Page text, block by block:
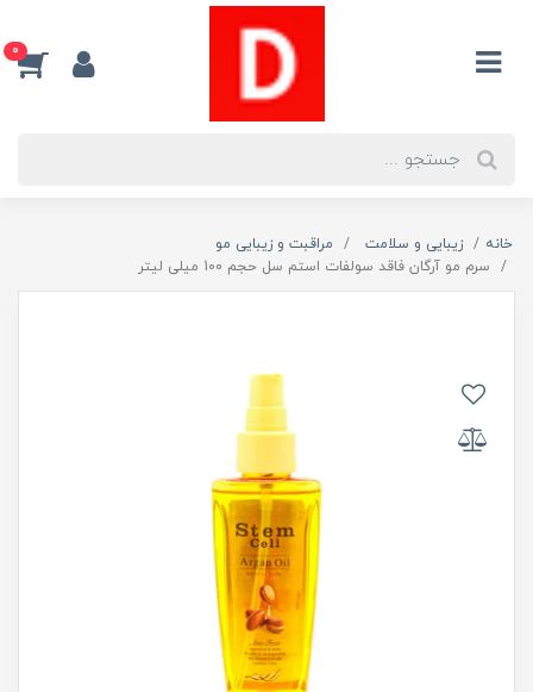
0
خانه زیبایی و سلامت
مراقبت و زیبایی مو
سرم مو آرگان فاقد سولفات استم سل حجم 100 میلی لیتر